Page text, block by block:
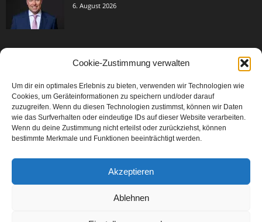
Cookie-Zustimmung verwalten
Um dir ein optimales Erlebnis zu bieten, verwenden wir Technologien wie
Cookies, um Geräteinformationen zu speichern und/oder darauf
zuzugreifen. Wenn du diesen Technologien zustimmst, können wir Daten
wie das Surfverhalten oder eindeutige IDs auf dieser Website verarbeiten.
Wenn du deine Zustimmung nicht erteilst oder zurückziehst, können
bestimmte Merkmale und Funktionen beeinträchtigt werden.
Akzeptieren
Ablehnen
6. August 2026
Events & Success 3005
Breaking News 2067
Aktuelles
Featured Article
Karriere 567